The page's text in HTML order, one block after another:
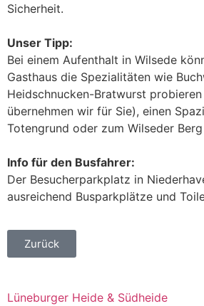
Sicherheit.
Unser Tipp:
Bei einem Aufenthalt in Wilsede
Gasthaus die Spezialitäten wie
Heidschnucken-Bratwurst
übernehmen wir für Sie), einen
Totengrund oder zum Wilseder
Info für den Busfahrer:
Der Besucherparkplatz in
ausreichend Busparkplätze und
Zurück
Lüneburger Heide & Südheide